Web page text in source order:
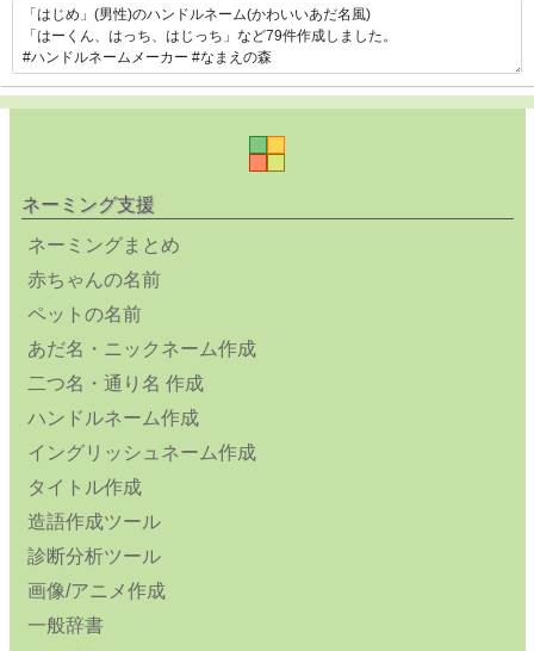
ネーミング支援
ネーミングまとめ
赤ちゃんの名前
ペットの名前
あだ名・ニックネーム作成
二つ名・通り名 作成
ハンドルネーム作成
イングリッシュネーム作成
タイトル作成
造語作成ツール
診断分析ツール
画像/アニメ作成
一般辞書